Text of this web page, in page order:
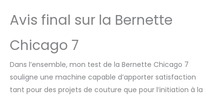
Avis final sur la Bernette
Chicago 7
Dans l’ensemble, mon test de la Bernette Chicago 7
souligne une machine capable d’apporter satisfaction
tant pour des projets de couture que pour l’initiation à la